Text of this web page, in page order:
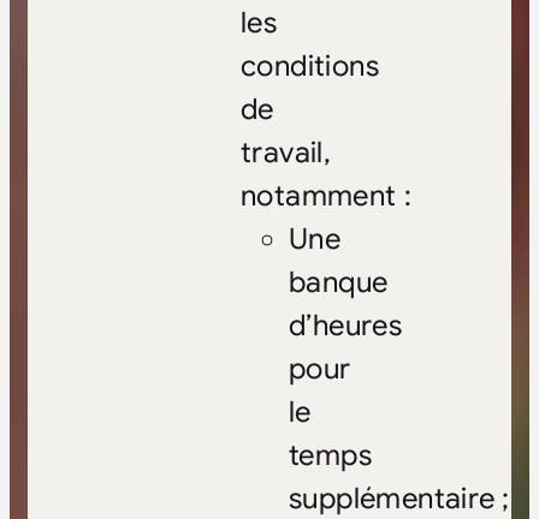
les
conditions
de
travail,
notamment :
Une
banque
d’heures
pour
le
temps
supplémentaire ;